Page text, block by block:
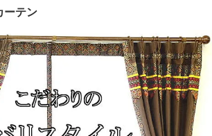
ーテン